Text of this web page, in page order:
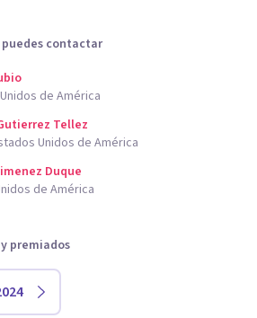
puedes contactar
de América
Tellez
Unidos de América
Duque
de América
premiados